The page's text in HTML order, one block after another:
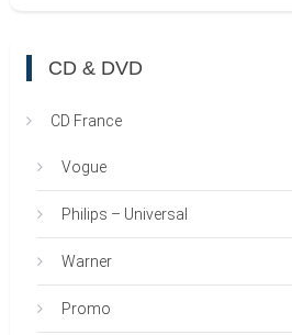
CD & DVD
CD France
Vogue
Philips – Universal
Warner
Promo